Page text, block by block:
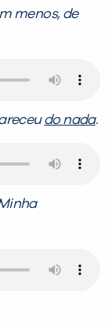
menos, de
do nada.